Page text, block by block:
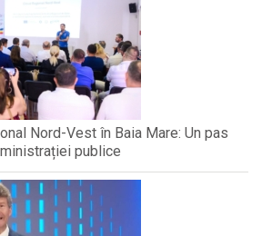
Nord-Vest în Baia Mare: Un pas
publice